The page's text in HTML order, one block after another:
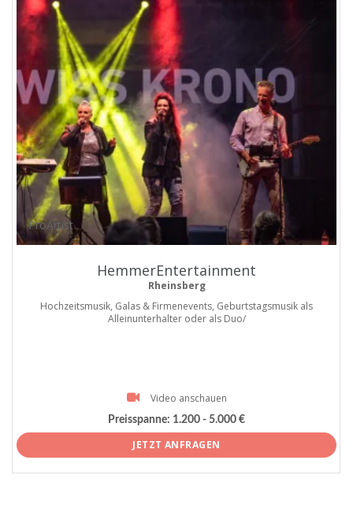
ProArtist
HemmerEntertainment
Rheinsberg
Hochzeitsmusik, Galas & Firmenevents, Geburtstagsmusik als
Alleinunterhalter oder als Duo/
Video anschauen
Preisspanne: 1.200 - 5.000 €
JETZT ANFRAGEN